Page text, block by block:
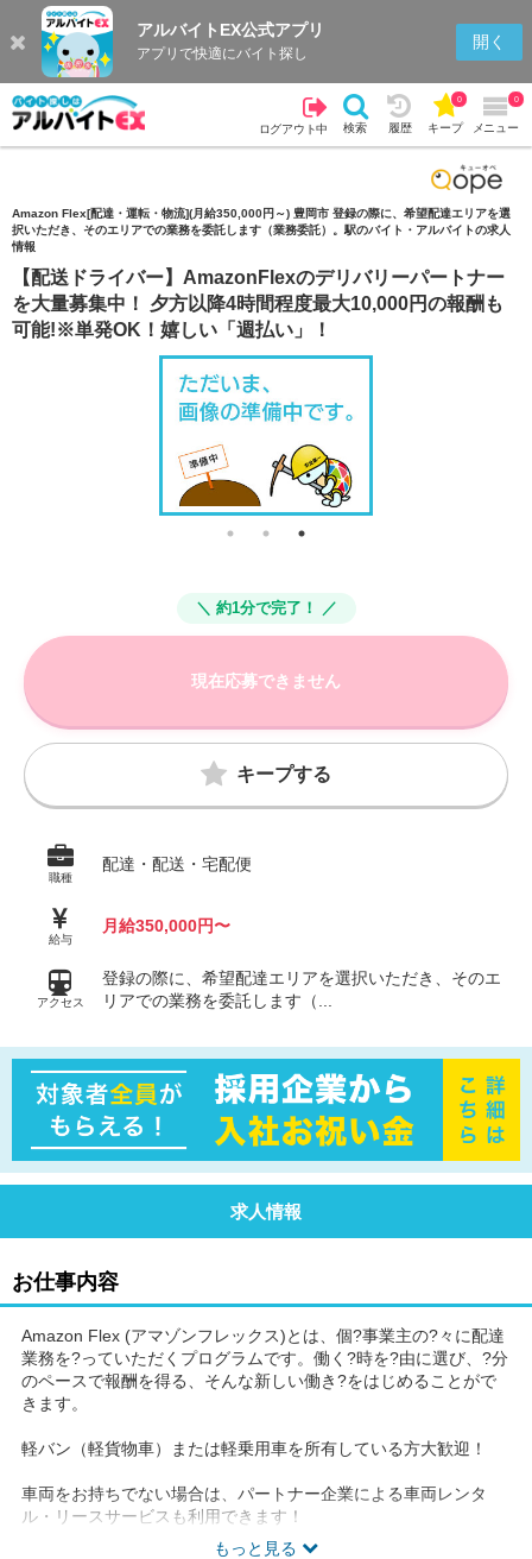
アルバイトEX公式アプリ
アプリで快適にバイト探し
開く
ログアウト中 検索 履歴 キープ
0
メニュー
0
検索 履歴
Amazon Flex[配達・運転・物流](月給350,000円～) 豊岡市 登録の際に、希望配達エリアを選
択いただき、そのエリアでの業務を委託します（業務委託）。駅のバイト・アルバイトの求人
情報
【配送ドライバー】AmazonFlexのデリバリーパートナー
を大量募集中！ 夕方以降4時間程度最大10,000円の報酬も
可能!※単発OK！嬉しい「週払い」！
＼ 約1分で完了！ ／
現在応募できません
キープする
職種
配達・配送・宅配便
給与
月給350,000円〜
アクセス
登録の際に、希望配達エリアを選択いただき、そのエ
リアでの業務を委託します（...
求人情報
お仕事内容
もっと見る
Amazon Flex (アマゾンフレックス)とは、個?事業主の?々に配達
業務を?っていただくプログラムです。働く?時を?由に選び、?分
のペースで報酬を得る、そんな新しい働き?をはじめることがで
きます。
軽バン（軽貨物車）または軽乗用車を所有している方大歓迎！
車両をお持ちでない場合は、パートナー企業による車両レンタ
ル・リースサービスも利用できます！